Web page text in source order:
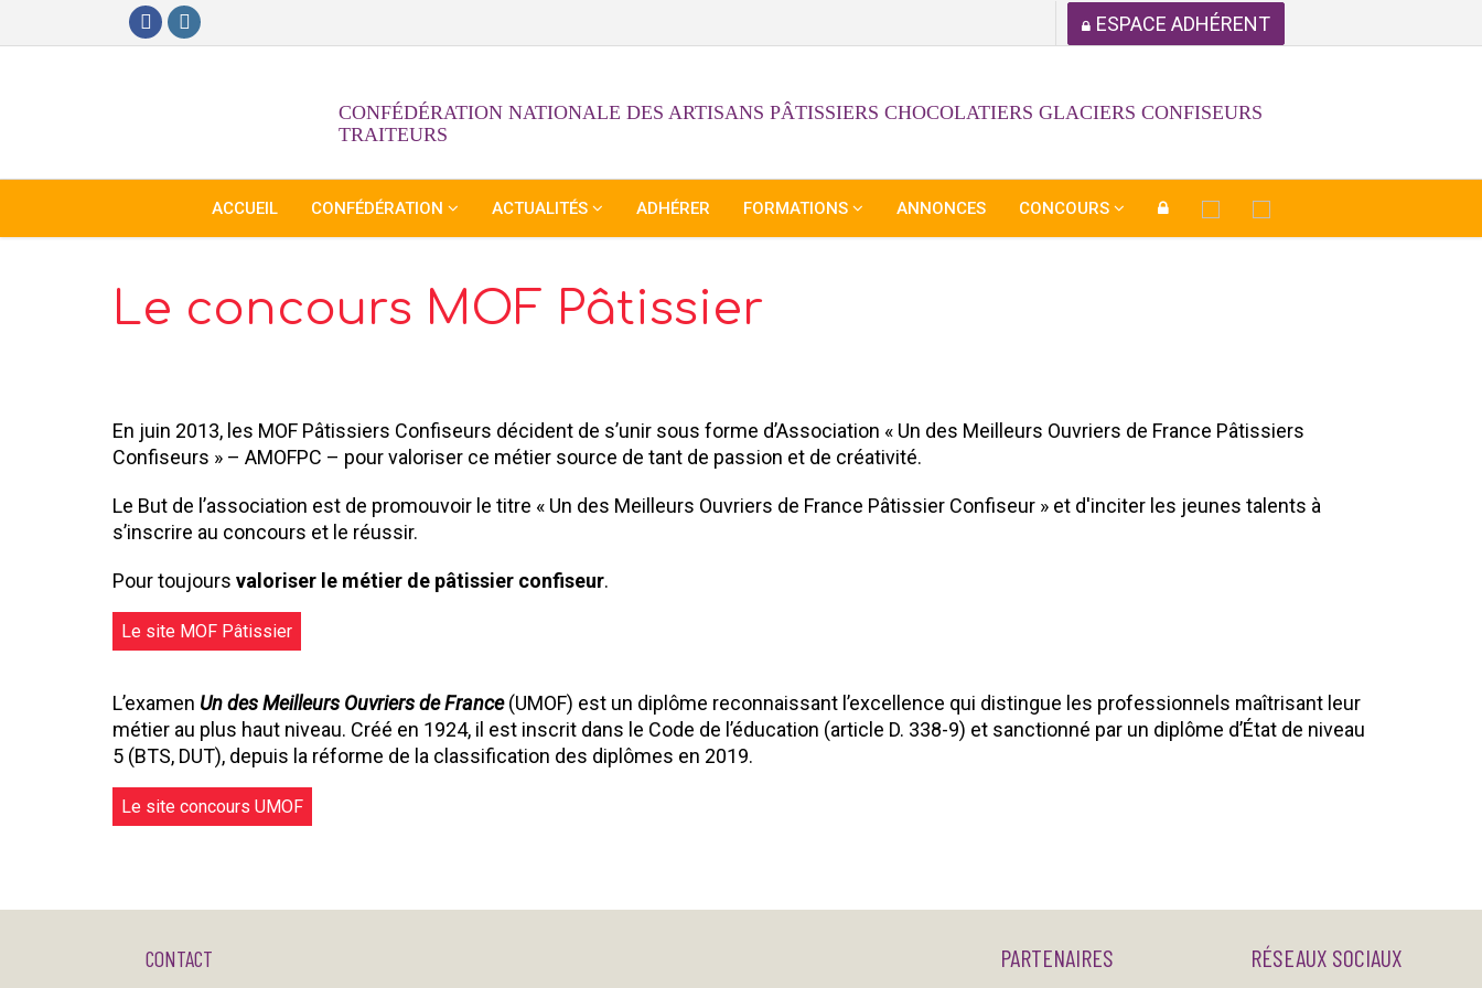
ESPACE ADHÉRENT
CONFÉDÉRATION NATIONALE DES ARTISANS PÂTISSIERS CHOCOLATIERS GLACIERS CONFISEURS
TRAITEURS
ACCUEIL CONFÉDÉRATION ACTUALITÉS ADHÉRER FORMATIONS ANNONCES CONCOURS
Le concours MOF Pâtissier
En juin 2013, les MOF Pâtissiers Confiseurs décident de s’unir sous forme d’Association « Un des Meilleurs Ouvriers de France Pâtissiers
Confiseurs » – AMOFPC – pour valoriser ce métier source de tant de passion et de créativité.
Le But de l’association est de promouvoir le titre « Un des Meilleurs Ouvriers de France Pâtissier Confiseur » et d'inciter les jeunes talents à
s’inscrire au concours et le réussir.
Pour toujours valoriser le métier de pâtissier confiseur.
Le site MOF Pâtissier
L’examen Un des Meilleurs Ouvriers de France(UMOF) est un diplôme reconnaissant l’excellence qui distingue les professionnels maîtrisant leur
métier au plus haut niveau. Créé en 1924, il est inscrit dans le Code de l’éducation (article D. 338-9) et sanctionné par un diplôme d’État de niveau
5 (BTS, DUT), depuis la réforme de la classification des diplômes en 2019.
Le site concours UMOF
CONTACT PARTENAIRES RÉSEAUX SOCIAUX